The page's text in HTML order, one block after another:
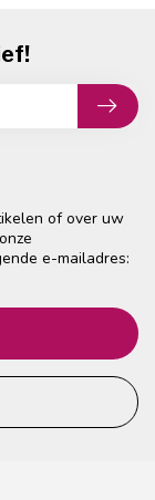
of over uw
e-mailadres: